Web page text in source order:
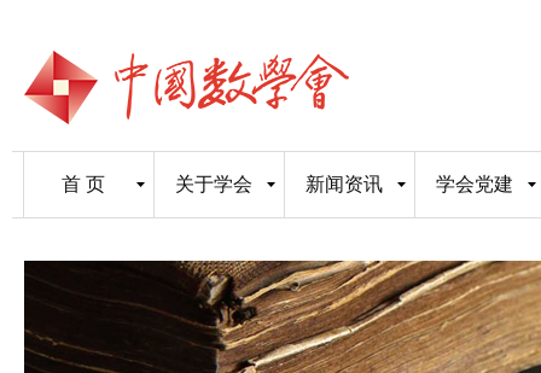
首 页 关于学会 新闻资讯 学会党建